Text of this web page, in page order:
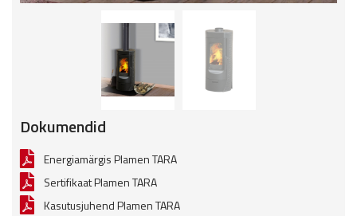
Dokumendid
Energiamärgis Plamen TARA
Sertifikaat Plamen TARA
Kasutusjuhend Plamen TARA